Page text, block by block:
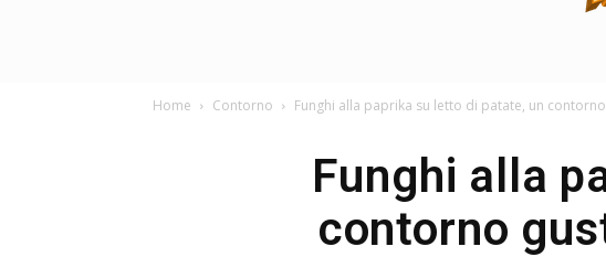
Home Contorno Funghi alla paprika su letto di patate, un
Funghi alla
contorno